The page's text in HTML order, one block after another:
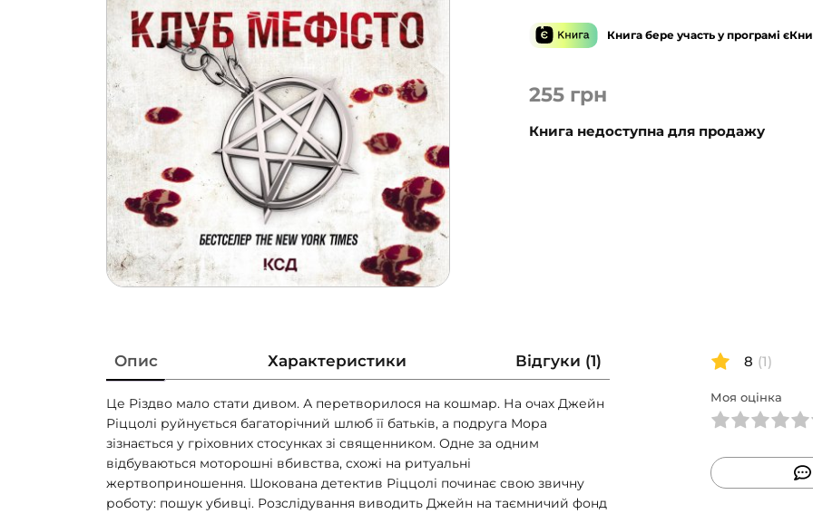
255 грн
Книга недоступна для продажу
Книга бере участь у програмі
Опис Характеристики Відгуки (1)
Це Різдво мало стати дивом. А перетворилося на кошмар. На очах Джейн
Ріццолі руйнується багаторічний шлюб її батьків, а подруга Мора
зізнається у гріховних стосунках зі священником. Одне за одним
відбуваються моторошні вбивства, схожі на ритуальні
жертвоприношення. Шокована детектив Ріццолі починає свою звичну
роботу: пошук убивці. Розслідування виводить Джейн на таємничий фонд
8 (1)
Моя оцінка